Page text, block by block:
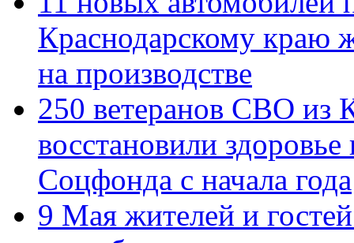
Краснодарскому краю
на производстве
250 ветеранов СВО из
восстановили
Соцфонда с начала года
9 Мая жителей и